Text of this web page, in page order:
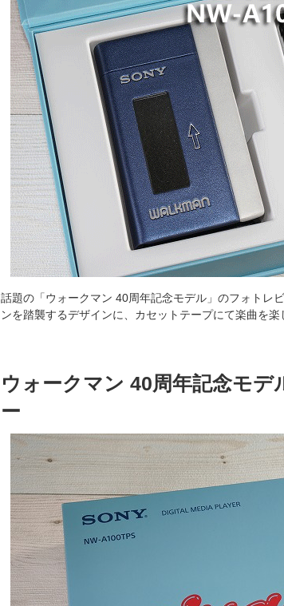
o
o
k
s
話題の「ウォークマン 40周年記念モデル」のフォトレ
ンを踏襲するデザインに、カセットテープにて楽曲を楽
ウォークマン 40周年記念モデ
ー